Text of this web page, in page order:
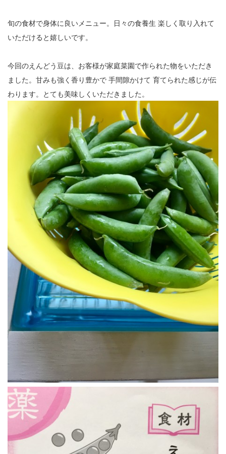
旬の食材で身体に良いメニュー。日々の食養生 楽しく取り入れて
いただけると嬉しいです。
今回のえんどう豆は、お客様が家庭菜園で作られた物をいただき
ました。甘みも強く香り豊かで 手間隙かけて 育てられた感じが伝
わります。とても美味しくいただきました。
13
14
15
16
19
20
21
22
23
25
26
27
30